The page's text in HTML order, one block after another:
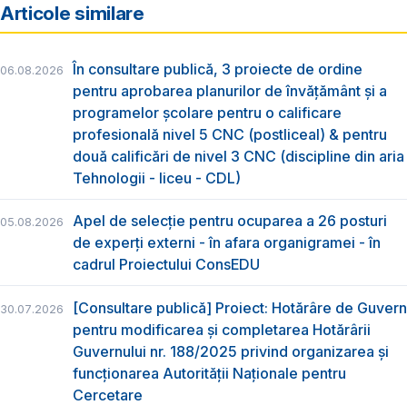
Articole similare
06.08.2026
În consultare publică, 3 proiecte de ordine
pentru aprobarea planurilor de învățământ și a
programelor școlare pentru o calificare
profesională nivel 5 CNC (postliceal) & pentru
două calificări de nivel 3 CNC (discipline din aria
Tehnologii - liceu - CDL)
05.08.2026
Apel de selecție pentru ocuparea a 26 posturi
de experți externi - în afara organigramei - în
cadrul Proiectului ConsEDU
30.07.2026
[Consultare publică] Proiect: Hotărâre de Guvern
pentru modificarea și completarea Hotărârii
Guvernului nr. 188/2025 privind organizarea şi
funcţionarea Autorităţii Naţionale pentru
Cercetare